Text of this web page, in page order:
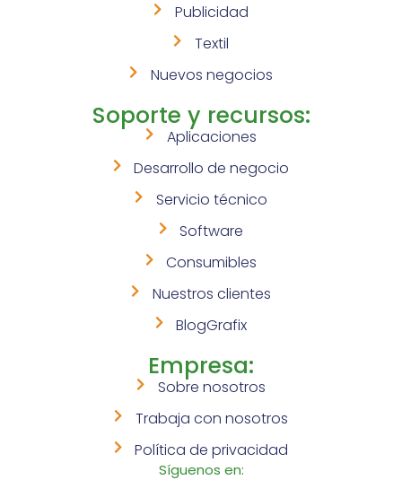
Publicidad
Textil
Nuevos negocios
Soporte y recursos:
Aplicaciones
Desarrollo de negocio
Servicio técnico
Software
Consumibles
Nuestros clientes
BlogGrafix
Empresa:
Sobre nosotros
Trabaja con nosotros
Política de privacidad
Síguenos en: